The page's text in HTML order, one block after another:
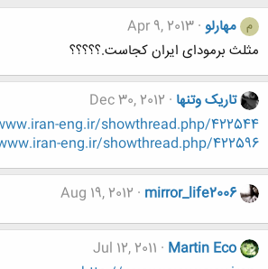
م مهارلو Apr 9, 2013
مثلث برمودای ایران کجاست.؟؟؟؟؟
تاریک وتنها Dec 30, 2012
eng.ir/showthread.php/422544
eng.ir/showthread.php/422596
mirror_life2006
Aug 19, 2012
Martin Eco
Jul 12, 2011